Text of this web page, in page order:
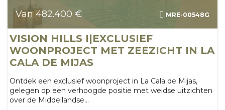
Van 482.400 € MRE-00548G
VISION HILLS I|EXCLUSIEF
WOONPROJECT MET ZEEZICHT IN LA
CALA DE MIJAS
Ontdek een exclusief woonproject in La Cala de Mijas,
gelegen op een verhoogde positie met weidse uitzichten
over de Middellandse...